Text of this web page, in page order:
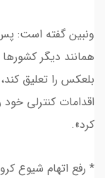
‌ونبین‌ گفته است:
همانند دیگر کشورها
بلعکس را تعلیق
اقدامات کنترلی
کرد».
* رفع اتهام شیوع